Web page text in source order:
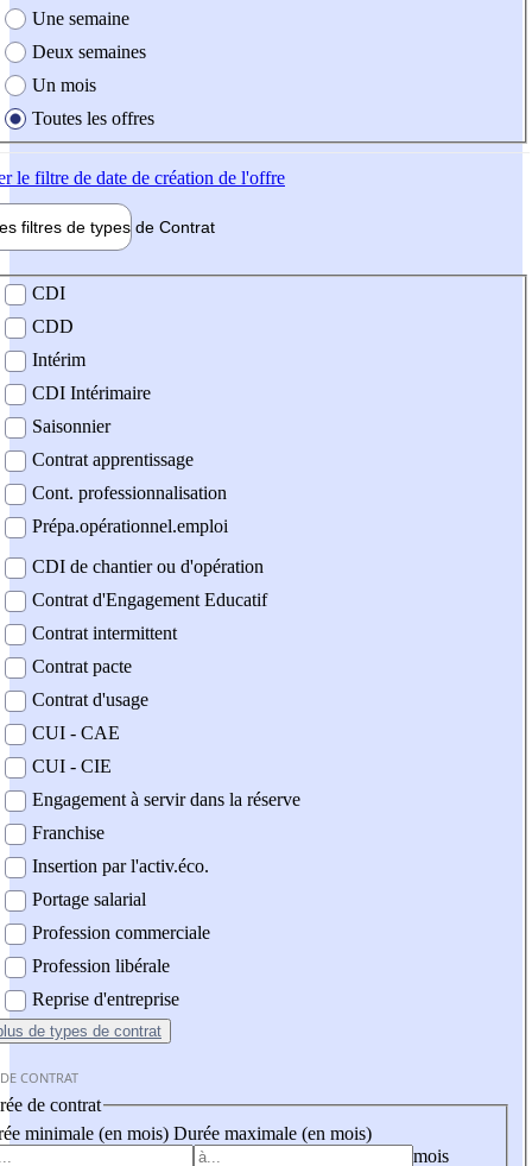
Une semaine
Deux semaines
Un mois
Toutes les offres
le filtre de date de création de l'offre
filtres de types de Contrat
contrat
CDI
CDD
Intérim
CDI Intérimaire
Saisonnier
Contrat apprentissage
Cont. professionnalisation
Prépa.opérationnel.emploi
CDI de chantier ou d'opération
Contrat d'Engagement Educatif
Contrat intermittent
Contrat pacte
Contrat d'usage
CUI - CAE
CUI - CIE
Engagement à servir dans la réserve
Franchise
Insertion par l'activ.éco.
Portage salarial
Profession commerciale
Profession libérale
Reprise d'entreprise
de types de contrat
CONTRAT
de contrat
minimale (en mois) Durée maximale (en mois)
mois